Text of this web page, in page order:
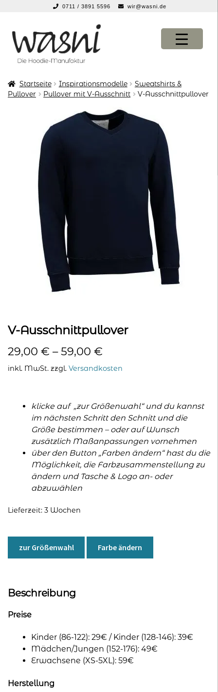
0711 / 3891 5596 wir@wasni.de
Navigation
springen
Inhalt
springen
KONFIGURATOR
KONFIGURATOR
über uns
Startseite Inspirationsmodelle
Sweatshirts &
Pullover
Pullover mit V-Ausschnitt V-Ausschnittpullover
V-Ausschnittpullover
29,00 € –59,00 €
inkl. MwSt. zzgl. Versandkosten
klicke auf „zur Größenwahl“ und du kannst
im nächsten Schritt den Schnitt und die
Größe bestimmen – oder auf Wunsch
zusätzlich Maßanpassungen vornehmen
über den Button „Farben ändern“ hast du die
Möglichkeit, die Farbzusammenstellung zu
ändern und Tasche & Logo an- oder
abzuwählen
Lieferzeit: 3 Wochen
zur Größenwahl Farbe ändern
Beschreibung
Preise
Kinder (86-122): 29€ / Kinder (128-146): 39€
Mädchen/Jungen (152-176): 49€
Erwachsene (XS-5XL): 59€
Herstellung